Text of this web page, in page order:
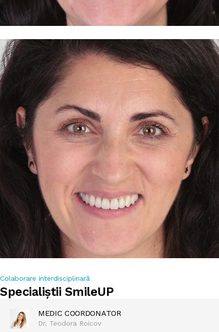
Colaborare interdisciplinară
Specialiștii SmileUP
MEDIC COORDONATOR
Dr. Teodora Roicov